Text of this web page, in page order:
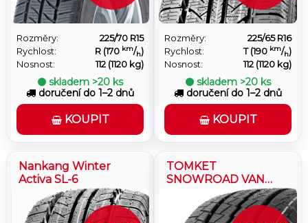
Rozměry:
225/70 R15
Rychlost:
R (170 km/h)
Nosnost:
112 (1120 kg)
skladem >20 ks
doručení do 1–2 dnů
KOUPIT
Rozměry:
225/65 R16
Rychlost:
T (190 km/h)
Nosnost:
112 (1120 kg)
skladem >20 ks
doručení do 1–2 dnů
KOUPIT
Nankang Winter
Activa SL-6
TOMKET
SNOWROAD VAN